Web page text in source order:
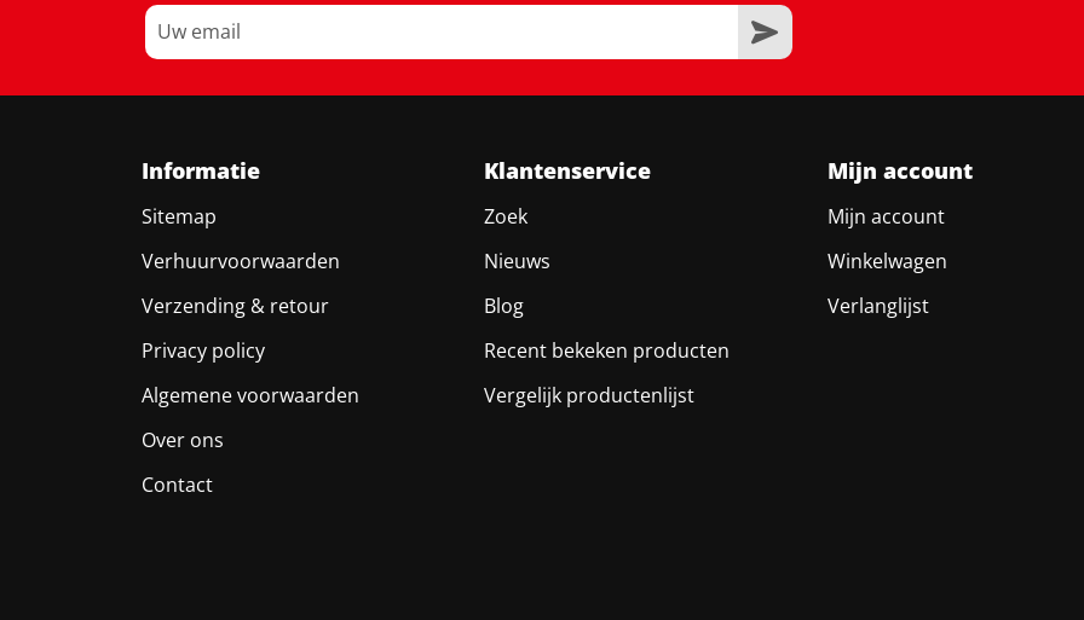
Informatie
Sitemap
Verhuurvoorwaarden
Verzending & retour
Privacy policy
Algemene voorwaarden
Over ons
Contact
Klantenservice
Zoek
Nieuws
Blog
Recent bekeken producten
Vergelijk productenlijst
Mijn account
Mijn account
Winkelwagen
Verlanglijst